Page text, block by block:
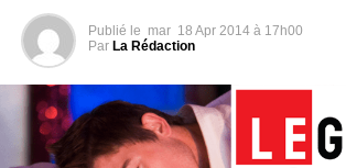
Publié le mar 18 Apr 2014 à 17h00
Par La Rédaction